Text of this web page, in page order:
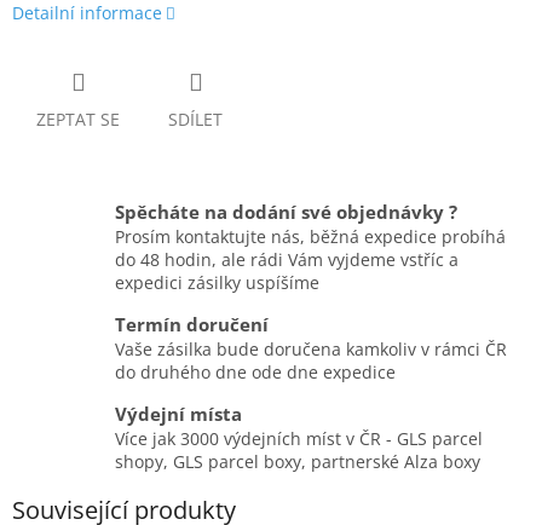
Detailní informace
ZEPTAT SE SDÍLET
Spěcháte na dodání své objednávky ?
Prosím kontaktujte nás, běžná expedice probíhá
do 48 hodin, ale rádi Vám vyjdeme vstříc a
expedici zásilky uspíšíme
Termín doručení
Vaše zásilka bude doručena kamkoliv v rámci ČR
do druhého dne ode dne expedice
Výdejní místa
Více jak 3000 výdejních míst v ČR - GLS parcel
shopy, GLS parcel boxy, partnerské Alza boxy
Související produkty